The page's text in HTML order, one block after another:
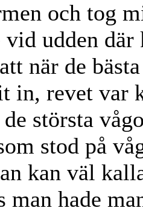
och tog
udden
när de
in, revet var
största
stod på
kan väl
man hade